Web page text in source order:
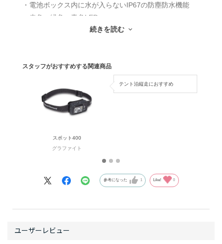
スタッフがおすすめする関連商品
スポット400
グラファイト
テント泊縦走におすすめ
・電池ボックス内に水が入らないIP67の防塵防水機能
・赤色、緑色、青色LED
様です。
数日の山行ともなればヘッドランプを乾かすこともでき
ックス内に水は入ります。
これは基盤を完全密封することで水没してもライトが機
そのため、スポット、コズモは電池ボックスに水が入っ
クス内の端子が錆びるリスクが生じます。
続きを読む
参考になった 1 Like! 0